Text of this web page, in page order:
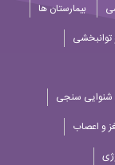
بیمارستان ها
توانبخشی
سنجی
و اعصاب